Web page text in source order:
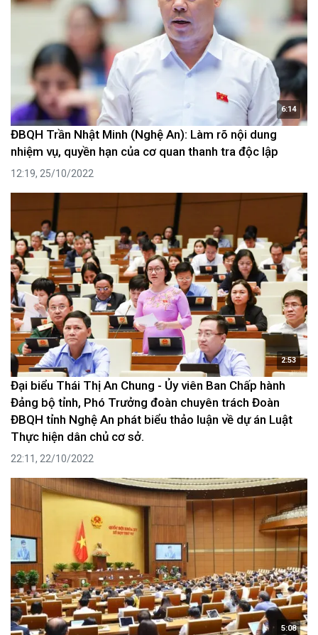
6:14
ĐBQH Trần Nhật Minh (Nghệ An): Làm rõ nội dung
nhiệm vụ, quyền hạn của cơ quan thanh tra độc lập
12:19, 25/10/2022
2:53
Đại biểu Thái Thị An Chung - Ủy viên Ban Chấp hành
Đảng bộ tỉnh, Phó Trưởng đoàn chuyên trách Đoàn
ĐBQH tỉnh Nghệ An phát biểu thảo luận về dự án Luật
Thực hiện dân chủ cơ sở.
22:11, 22/10/2022
5:08